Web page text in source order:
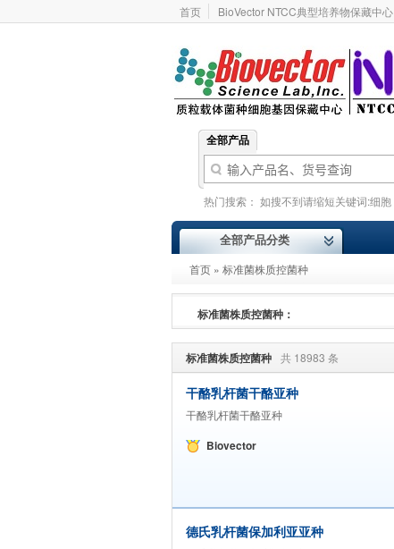
首页 BioVector NTCC典型培养物保藏中心
全部产品
热门搜索： 如搜不到请缩短关键词:细胞
全部产品分类
首页 » 标准菌株质控菌种
标准菌株质控菌种：
标准菌株质控菌种 共 18983 条
干酪乳杆菌干酪亚种
干酪乳杆菌干酪亚种
Biovector
德氏乳杆菌保加利亚亚种